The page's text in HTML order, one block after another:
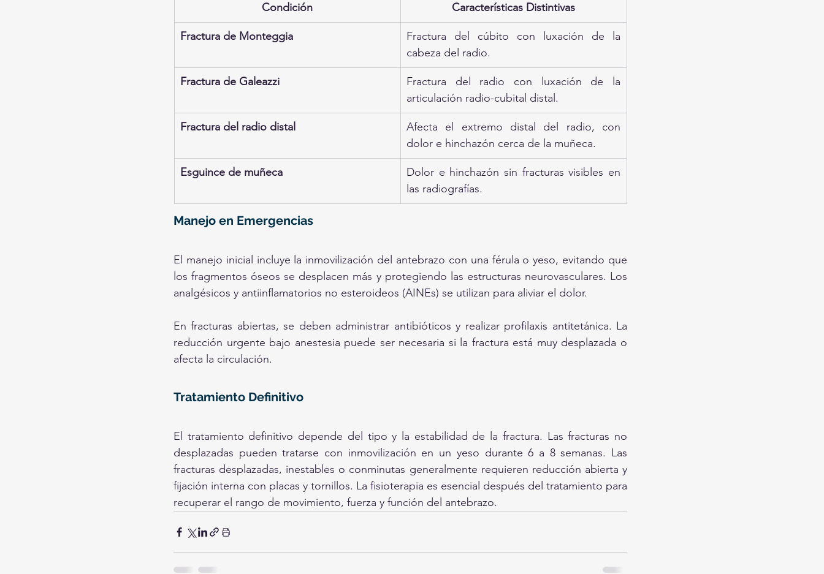
Condición Características Distintivas
Fractura de Monteggia
Fractura del cúbito con luxación de la
cabeza del radio.
Fractura de Galeazzi
Fractura del radio con luxación de la
articulación radio-cubital distal.
Fractura del radio distal
Afecta el extremo distal del radio, con
dolor e hinchazón cerca de la muñeca.
Esguince de muñeca
Dolor e hinchazón sin fracturas visibles en
las radiografías.
Manejo en Emergencias
El manejo inicial incluye la inmovilización del antebrazo con una férula o yeso, evitando que
los fragmentos óseos se desplacen más y protegiendo las estructuras neurovasculares. Los
analgésicos y antiinflamatorios no esteroideos (AINEs) se utilizan para aliviar el dolor.
En fracturas abiertas, se deben administrar antibióticos y realizar profilaxis antitetánica. La
reducción urgente bajo anestesia puede ser necesaria si la fractura está muy desplazada o
afecta la circulación.
Tratamiento Definitivo
El tratamiento definitivo depende del tipo y la estabilidad de la fractura. Las fracturas no
desplazadas pueden tratarse con inmovilización en un yeso durante 6 a 8 semanas. Las
fracturas desplazadas, inestables o conminutas generalmente requieren reducción abierta y
fijación interna con placas y tornillos. La fisioterapia es esencial después del tratamiento para
recuperar el rango de movimiento, fuerza y función del antebrazo.